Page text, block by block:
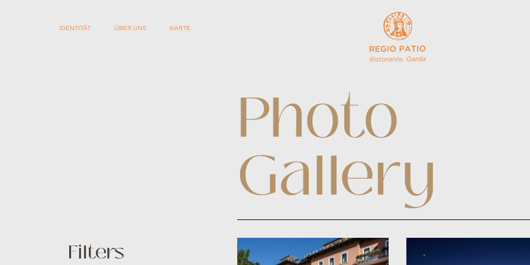
IDENTITÄT ÜBER UNS KARTE
Photo
Gallery
Filters